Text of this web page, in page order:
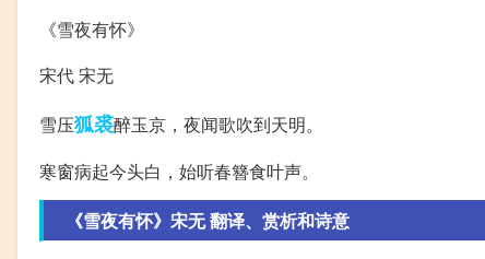
《雪夜有怀》
宋代 宋无
雪压狐裘醉玉京，夜闻歌吹到天明。
寒窗病起今头白，始听春簪食叶声。
《雪夜有怀》宋无 翻译、赏析和诗意